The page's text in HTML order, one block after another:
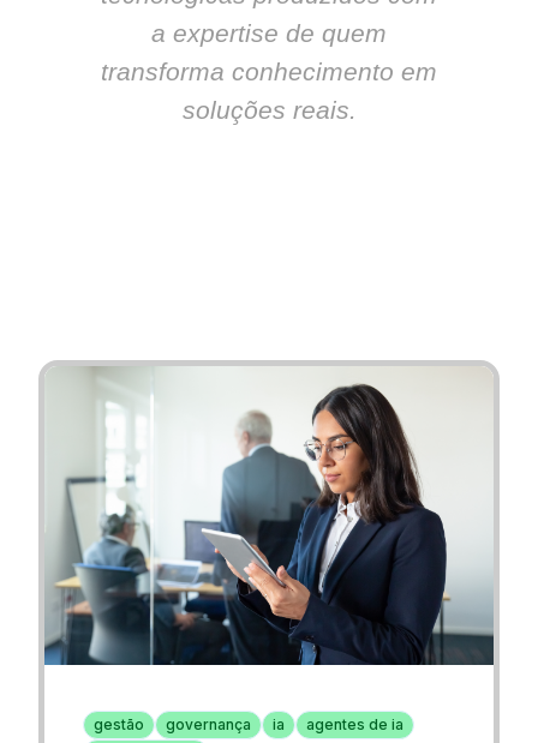
a expertise de quem
transforma conhecimento em
soluções reais.
gestão governança ia
agentes de ia